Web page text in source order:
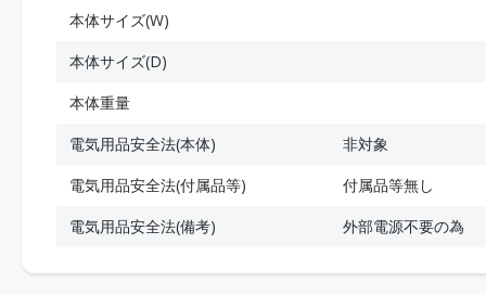
本体サイズ(W)
本体サイズ(D)
本体重量
電気用品安全法(本体)
非対象
電気用品安全法(付属品等)
付属品等無し
電気用品安全法(備考)
外部電源不要の為